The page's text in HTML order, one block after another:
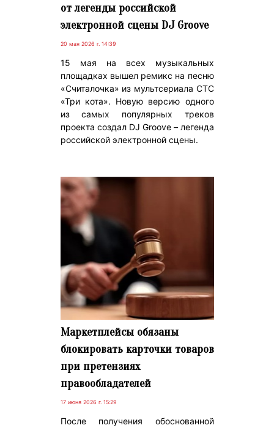
от легенды российской
электронной сцены DJ Groove
20 мая 2026 г. 14:39
15 мая на всех музыкальных
площадках вышел ремикс на песню
«Считалочка» из мультсериала СТС
«Три кота». Новую версию одного
из самых популярных треков
проекта создал DJ Groove – легенда
российской электронной сцены.
Маркетплейсы обязаны
блокировать карточки товаров
при претензиях
правообладателей
17 июня 2026 г. 15:29
После получения обоснованной